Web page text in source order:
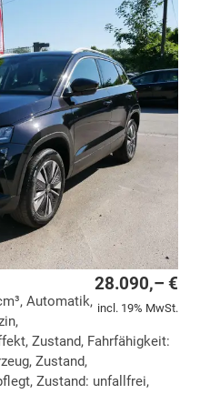
28.090,– €
incl. 19% MwSt.
Automatik,
Zustand, Fahrfähigkeit:
Zustand,
Zustand: unfallfrei,